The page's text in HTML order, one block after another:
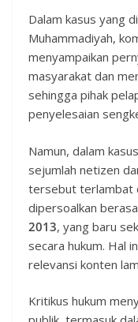
Dalam kasus yang
Muhammadiyah,
menyampaikan
masyarakat dan
sehingga pihak
penyelesaian
Namun, dalam kasus
sejumlah netizen
tersebut terlambat
dipersoalkan
2013, yang baru
secara hukum. Hal
relevansi konten
Kritikus hukum